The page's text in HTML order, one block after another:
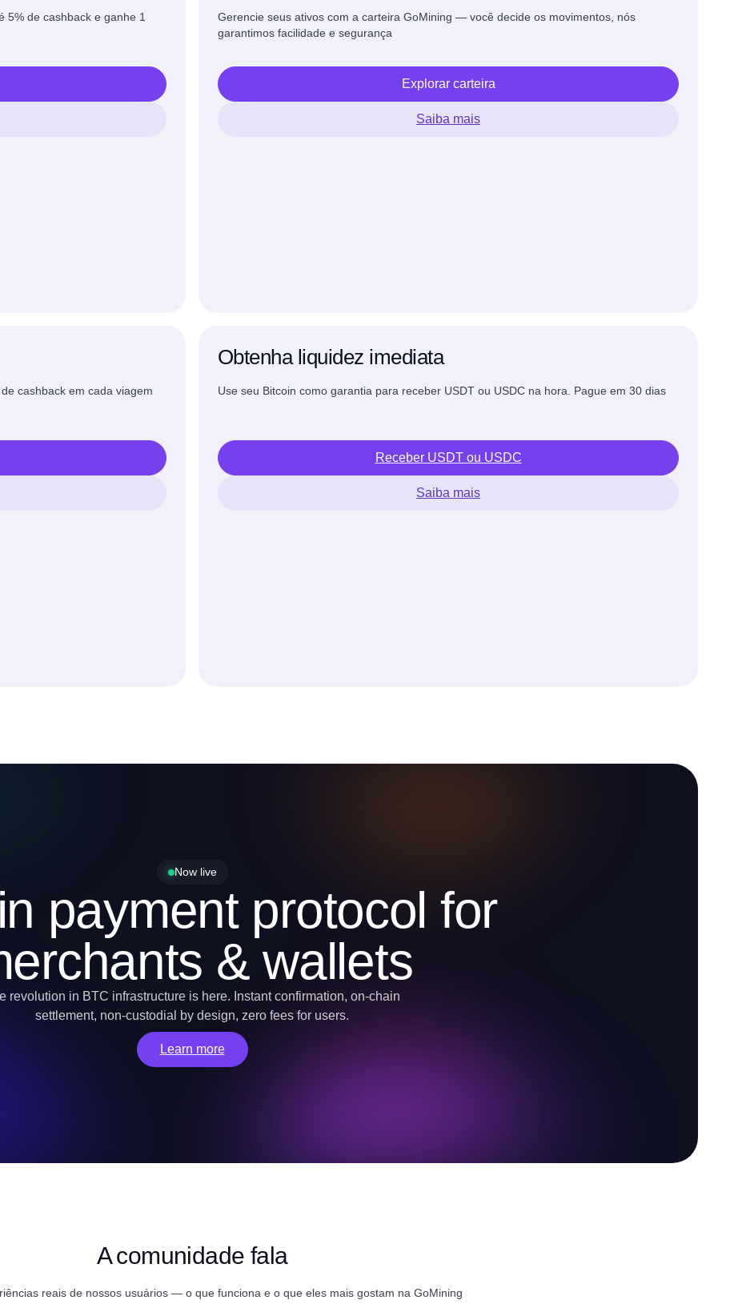
5% de cashback e ganhe 1
Gerencie seus ativos com a carteira GoMining — você decide os movimentos, nós
garantimos facilidade e segurança
Explorar carteira
Saiba mais
cashback em cada viagem
Obtenha liquidez imediata
Use seu Bitcoin como garantia para receber USDT ou USDC na hora. Pague em 30 dias
Receber USDT ou USDC
Saiba mais
Now live
payment protocol for
& wallets
revolution in BTC infrastructure is here. Instant confirmation, on-chain
settlement, non-custodial by design, zero fees for users.
Learn more
A comunidade fala
reais de nossos usuários — o que funciona e o que eles mais gostam na GoMining